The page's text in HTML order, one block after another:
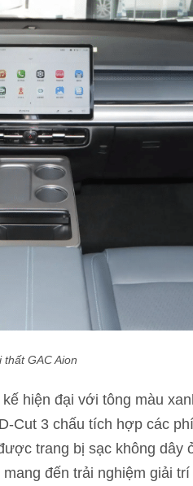
thất GAC Aion
hiện đại với tông màu
Cut 3 chấu tích hợp các
trang bị sạc không dây
đến trải nghiệm giải